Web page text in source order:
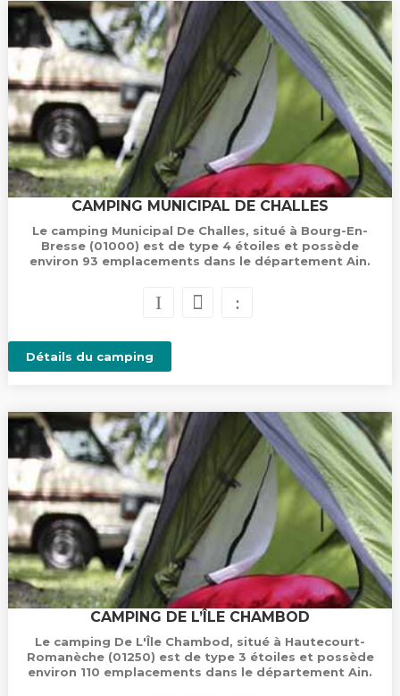
CAMPING MUNICIPAL DE CHALLES
Le camping Municipal De Challes, situé à Bourg-En-
Bresse (01000) est de type 4 étoiles et possède
environ 93 emplacements dans le département Ain.
Détails du camping
CAMPING DE L’ÎLE CHAMBOD
Le camping De L'Île Chambod, situé à Hautecourt-
Romanèche (01250) est de type 3 étoiles et possède
environ 110 emplacements dans le département Ain.